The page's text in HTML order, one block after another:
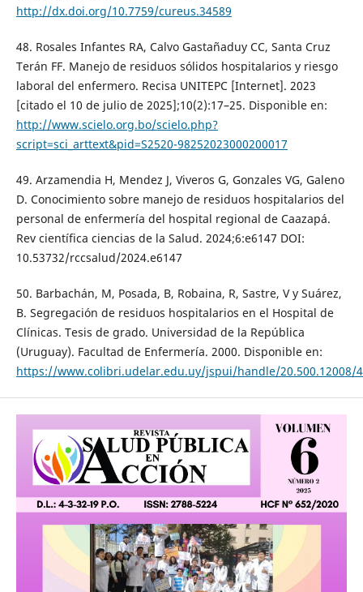
http://dx.doi.org/10.7759/cureus.34589
48. Rosales Infantes RA, Calvo Gastañaduy CC, Santa Cruz
Terán FF. Manejo de residuos sólidos hospitalarios y riesgo
laboral del enfermero. Recisa UNITEPC [Internet]. 2023
[citado el 10 de julio de 2025];10(2):17–25. Disponible en:
http://www.scielo.org.bo/scielo.php?
script=sci_arttext&pid=S2520-98252023000200017
49. Arzamendia H, Mendez J, Viveros G, Gonzales VG, Galeno
D. Conocimiento sobre manejo de residuos hospitalarios del
personal de enfermería del hospital regional de Caazapá.
Rev científica ciencias de la Salud. 2024;6:e6147 DOI:
10.53732/rccsalud/2024.e6147
50. Barbachán, M, Posada, B, Robaina, R, Sastre, V y Suárez,
B. Segregación de residuos hospitalarios en el Hospital de
Clínicas. Tesis de grado. Universidad de la República
(Uruguay). Facultad de Enfermería. 2000. Disponible en:
https://www.colibri.udelar.edu.uy/jspui/handle/20.500.12008/